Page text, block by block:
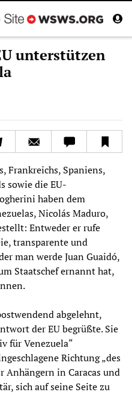
unterstützen
Frankreichs, Spaniens,
sowie die EU-
haben dem
Nicolás Maduro,
Entweder er rufe
transparente und
man werde Juan Guaidó,
Staatschef ernannt hat,
abgelehnt,
der EU begrüßte. Sie
für Venezuela“
Richtung „des
Anhängern in Caracas und
sich auf seine Seite zu